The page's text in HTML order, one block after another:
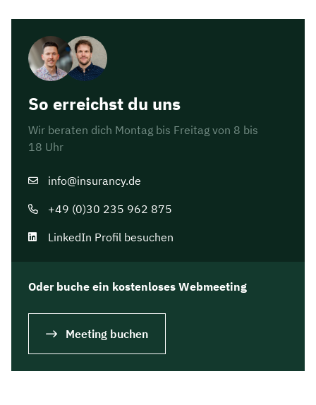
So erreichst du uns
Wir beraten dich Montag bis Freitag von 8 bis
18 Uhr
info@insurancy.de
+49 (0)30 235 962 875
LinkedIn Profil besuchen
Oder buche ein kostenloses Webmeeting
Meeting buchen